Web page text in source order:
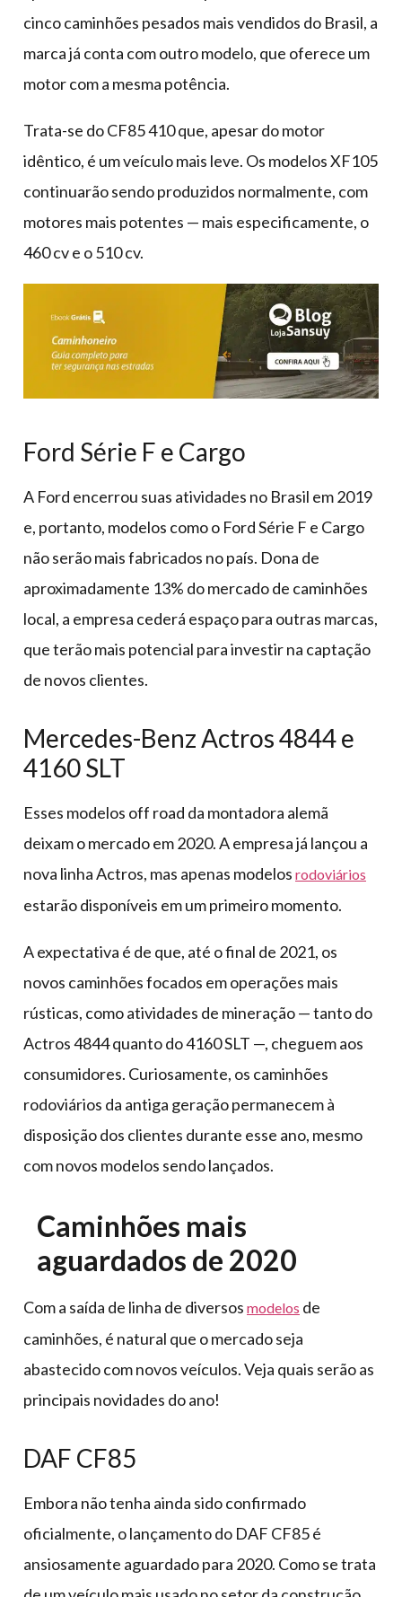
cinco caminhões pesados mais vendidos do Brasil, a
marca já conta com outro modelo, que oferece um
motor com a mesma potência.
Trata-se do CF85 410 que, apesar do motor
idêntico, é um veículo mais leve. Os modelos XF105
continuarão sendo produzidos normalmente, com
motores mais potentes — mais especificamente, o
460 cv e o 510 cv.
Ford Série F e Cargo
A Ford encerrou suas atividades no Brasil em 2019
e, portanto, modelos como o Ford Série F e Cargo
não serão mais fabricados no país. Dona de
aproximadamente 13% do mercado de caminhões
local, a empresa cederá espaço para outras marcas,
que terão mais potencial para investir na captação
de novos clientes.
Mercedes-Benz Actros 4844 e
4160 SLT
Esses modelos off road da montadora alemã
deixam o mercado em 2020. A empresa já lançou a
nova linha Actros, mas apenas modelos rodoviários
estarão disponíveis em um primeiro momento.
A expectativa é de que, até o final de 2021, os
novos caminhões focados em operações mais
rústicas, como atividades de mineração — tanto do
Actros 4844 quanto do 4160 SLT —, cheguem aos
consumidores. Curiosamente, os caminhões
rodoviários da antiga geração permanecem à
disposição dos clientes durante esse ano, mesmo
com novos modelos sendo lançados.
Caminhões mais
aguardados de 2020
Com a saída de linha de diversos modelos de
caminhões, é natural que o mercado seja
abastecido com novos veículos. Veja quais serão as
principais novidades do ano!
DAF CF85
Embora não tenha ainda sido confirmado
oficialmente, o lançamento do DAF CF85 é
ansiosamente aguardado para 2020. Como se trata